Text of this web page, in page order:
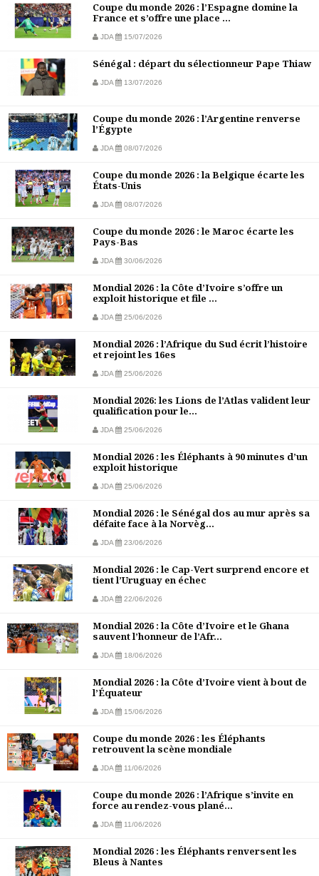
Coupe du monde 2026 : l’Espagne domine la
France et s’offre une place ...
JDA 15/07/2026
Sénégal : départ du sélectionneur Pape Thiaw
JDA 13/07/2026
Coupe du monde 2026 : l’Argentine renverse
l’Égypte
JDA 08/07/2026
Coupe du monde 2026 : la Belgique écarte les
États-Unis
JDA 08/07/2026
Coupe du monde 2026 : le Maroc écarte les
Pays-Bas
JDA 30/06/2026
Mondial 2026 : la Côte d’Ivoire s’offre un
exploit historique et file ...
JDA 25/06/2026
Mondial 2026 : l’Afrique du Sud écrit l’histoire
et rejoint les 16es
JDA 25/06/2026
Mondial 2026: les Lions de l’Atlas valident leur
qualification pour le...
JDA 25/06/2026
Mondial 2026 : les Éléphants à 90 minutes d’un
exploit historique
JDA 25/06/2026
Mondial 2026 : le Sénégal dos au mur après sa
défaite face à la Norvèg...
JDA 23/06/2026
Mondial 2026 : le Cap-Vert surprend encore et
tient l’Uruguay en échec
JDA 22/06/2026
Mondial 2026 : la Côte d’Ivoire et le Ghana
sauvent l’honneur de l’Afr...
JDA 18/06/2026
Mondial 2026 : la Côte d’Ivoire vient à bout de
l’Équateur
JDA 15/06/2026
Coupe du monde 2026 : les Éléphants
retrouvent la scène mondiale
JDA 11/06/2026
Coupe du monde 2026 : l’Afrique s’invite en
force au rendez-vous plané...
JDA 11/06/2026
Mondial 2026 : les Éléphants renversent les
Bleus à Nantes